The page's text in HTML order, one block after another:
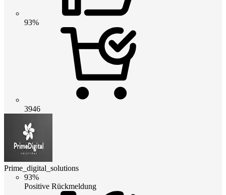
93%
3946
Prime_digital_solutions
93%
Positive Rückmeldung